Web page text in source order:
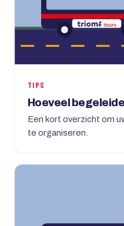
TIPS
Hoeveel
Een kort overzicht om
te organiseren.